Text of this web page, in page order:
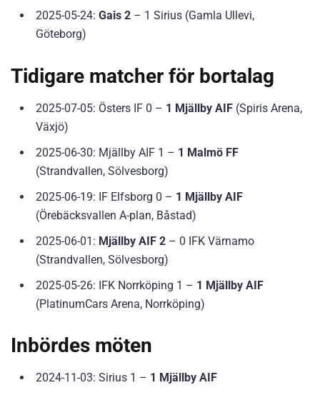
2025-05-24: Gais 2 – 1 Sirius (Gamla Ullevi,
Göteborg)
Tidigare matcher för bortalag
2025-07-05: Östers IF 0 – 1 Mjällby AIF (Spiris Arena,
Växjö)
2025-06-30: Mjällby AIF 1 – 1 Malmö FF
(Strandvallen, Sölvesborg)
2025-06-19: IF Elfsborg 0 – 1 Mjällby AIF
(Örebäcksvallen A-plan, Båstad)
2025-06-01: Mjällby AIF 2 – 0 IFK Värnamo
(Strandvallen, Sölvesborg)
2025-05-26: IFK Norrköping 1 – 1 Mjällby AIF
(PlatinumCars Arena, Norrköping)
Inbördes möten
2024-11-03: Sirius 1 – 1 Mjällby AIF